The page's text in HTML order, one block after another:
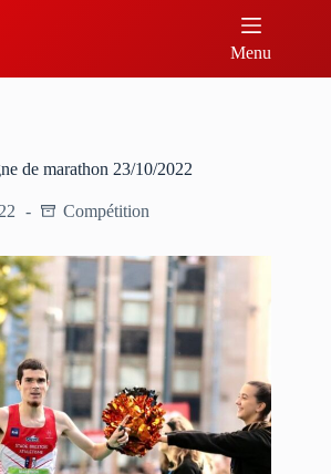
Menu
de marathon 23/10/2022
Compétition